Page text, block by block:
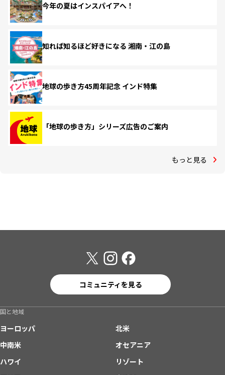
今年の夏はインスパイアへ！
知れば知るほど好きになる 湘南・江の島
地球の歩き方45周年記念 インド特集
「地球の歩き方」シリーズ広告のご案内
もっと見る
コミュニティを見る
国と地域
ヨーロッパ
北米
中南米
オセアニア
ハワイ
リゾート